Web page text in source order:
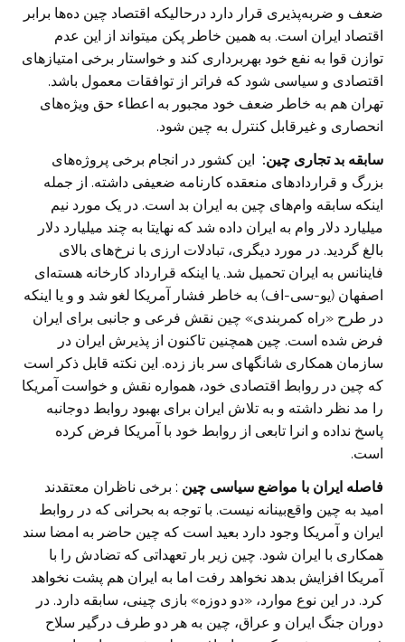
ضعف و ضربه‌پذیری قرار دارد درحالیکه اقتصاد چین ده‌ها برابر
اقتصاد ‏ایران است. به همین خاطر پکن میتواند از این عدم
توازن قوا به نفع خود بهربرداری کند و خواستار برخی ‏امتیازهای
اقتصادی و سیاسی شود که فراتر از توافقات معمول باشد.
تهران هم به خاطر ضعف خود مجبور به ‏اعطاء حق ویژه‌های
انحصاری و غیرقابل کنترل به چین شود. ‏
سابقه بد تجاری چین: این کشور در انجام برخی پروژه‌های
بزرگ و قراردادهای منعقده کارنامه ضعیفی ‏داشته. از جمله
اینکه سابقه وام‌های چین به ایران بد است. در یک مورد نیم
میلیارد دلار وام به ایران داده شد ‏که نهایتا به چند میلیارد دلار
بالغ گردید. در مورد دیگری، تبادلات ارزی با نرخ‌های بالای
فاینانس به ایران تحمیل ‏شد. یا اینکه قرارداد کارخانه هسته‌ای
اصفهان (یو-سی-اف) به خاطر فشار آمریکا لغو شد و و یا اینکه
در طرح ‏‏«راه کمربندی» چین نقش فرعی و جانبی برای ایران
فرض شده است. چین همچنین تاکنون از پذیرش ایران در
‏سازمان همکاری شانگهای سر باز زده. این نکته قابل ذکر است
که چین در روابط اقتصادی خود، همواره نقش ‏و خواست آمریکا
را مد نظر داشته و به تلاش ایران برای بهبود روابط دوجانبه
پاسخ نداده و انرا تابعی از روابط ‏خود با آمریکا فرض کرده
است. ‏
فاصله ایران با مواضع سیاسی چین : برخی ناظران معتقدند
امید به چین واقع‌بینانه نیست. با توجه به بحرانی ‏که در روابط
ایران و آمریکا وجود دارد بعید است که چین حاضر به امضا سند
همکاری با ایران شود. چین زیر بار ‏تعهداتی که تضادش را با
آمریکا افزایش بدهد نخواهد رفت اما به ایران هم پشت نخواهد
کرد. در این نوع موارد، ‏‏«دو دوزه» بازی چینی،‌ سابقه دارد. در
دوران جنگ ایران و عراق، چین به هر دو طرف درگیر سلاح